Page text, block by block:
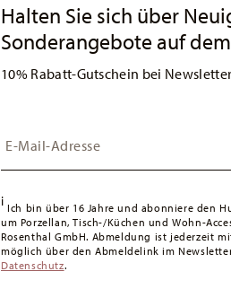
Halten Sie sich über
Sonderangebote auf
10% Rabatt-Gutschein bei
i Ich bin über 16 Jahre und abonniere den
um Porzellan, Tisch-/Küchen und Wohn-
Rosenthal GmbH. Abmeldung ist jederzeit
möglich über den Abmeldelink im
Datenschutz.